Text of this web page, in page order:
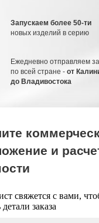
Ежедневно отправляем
по всей стране - от
до Владивостока
Запускаем более 50-ти
новых изделий в серию
и
свяжется с вами,
заказа